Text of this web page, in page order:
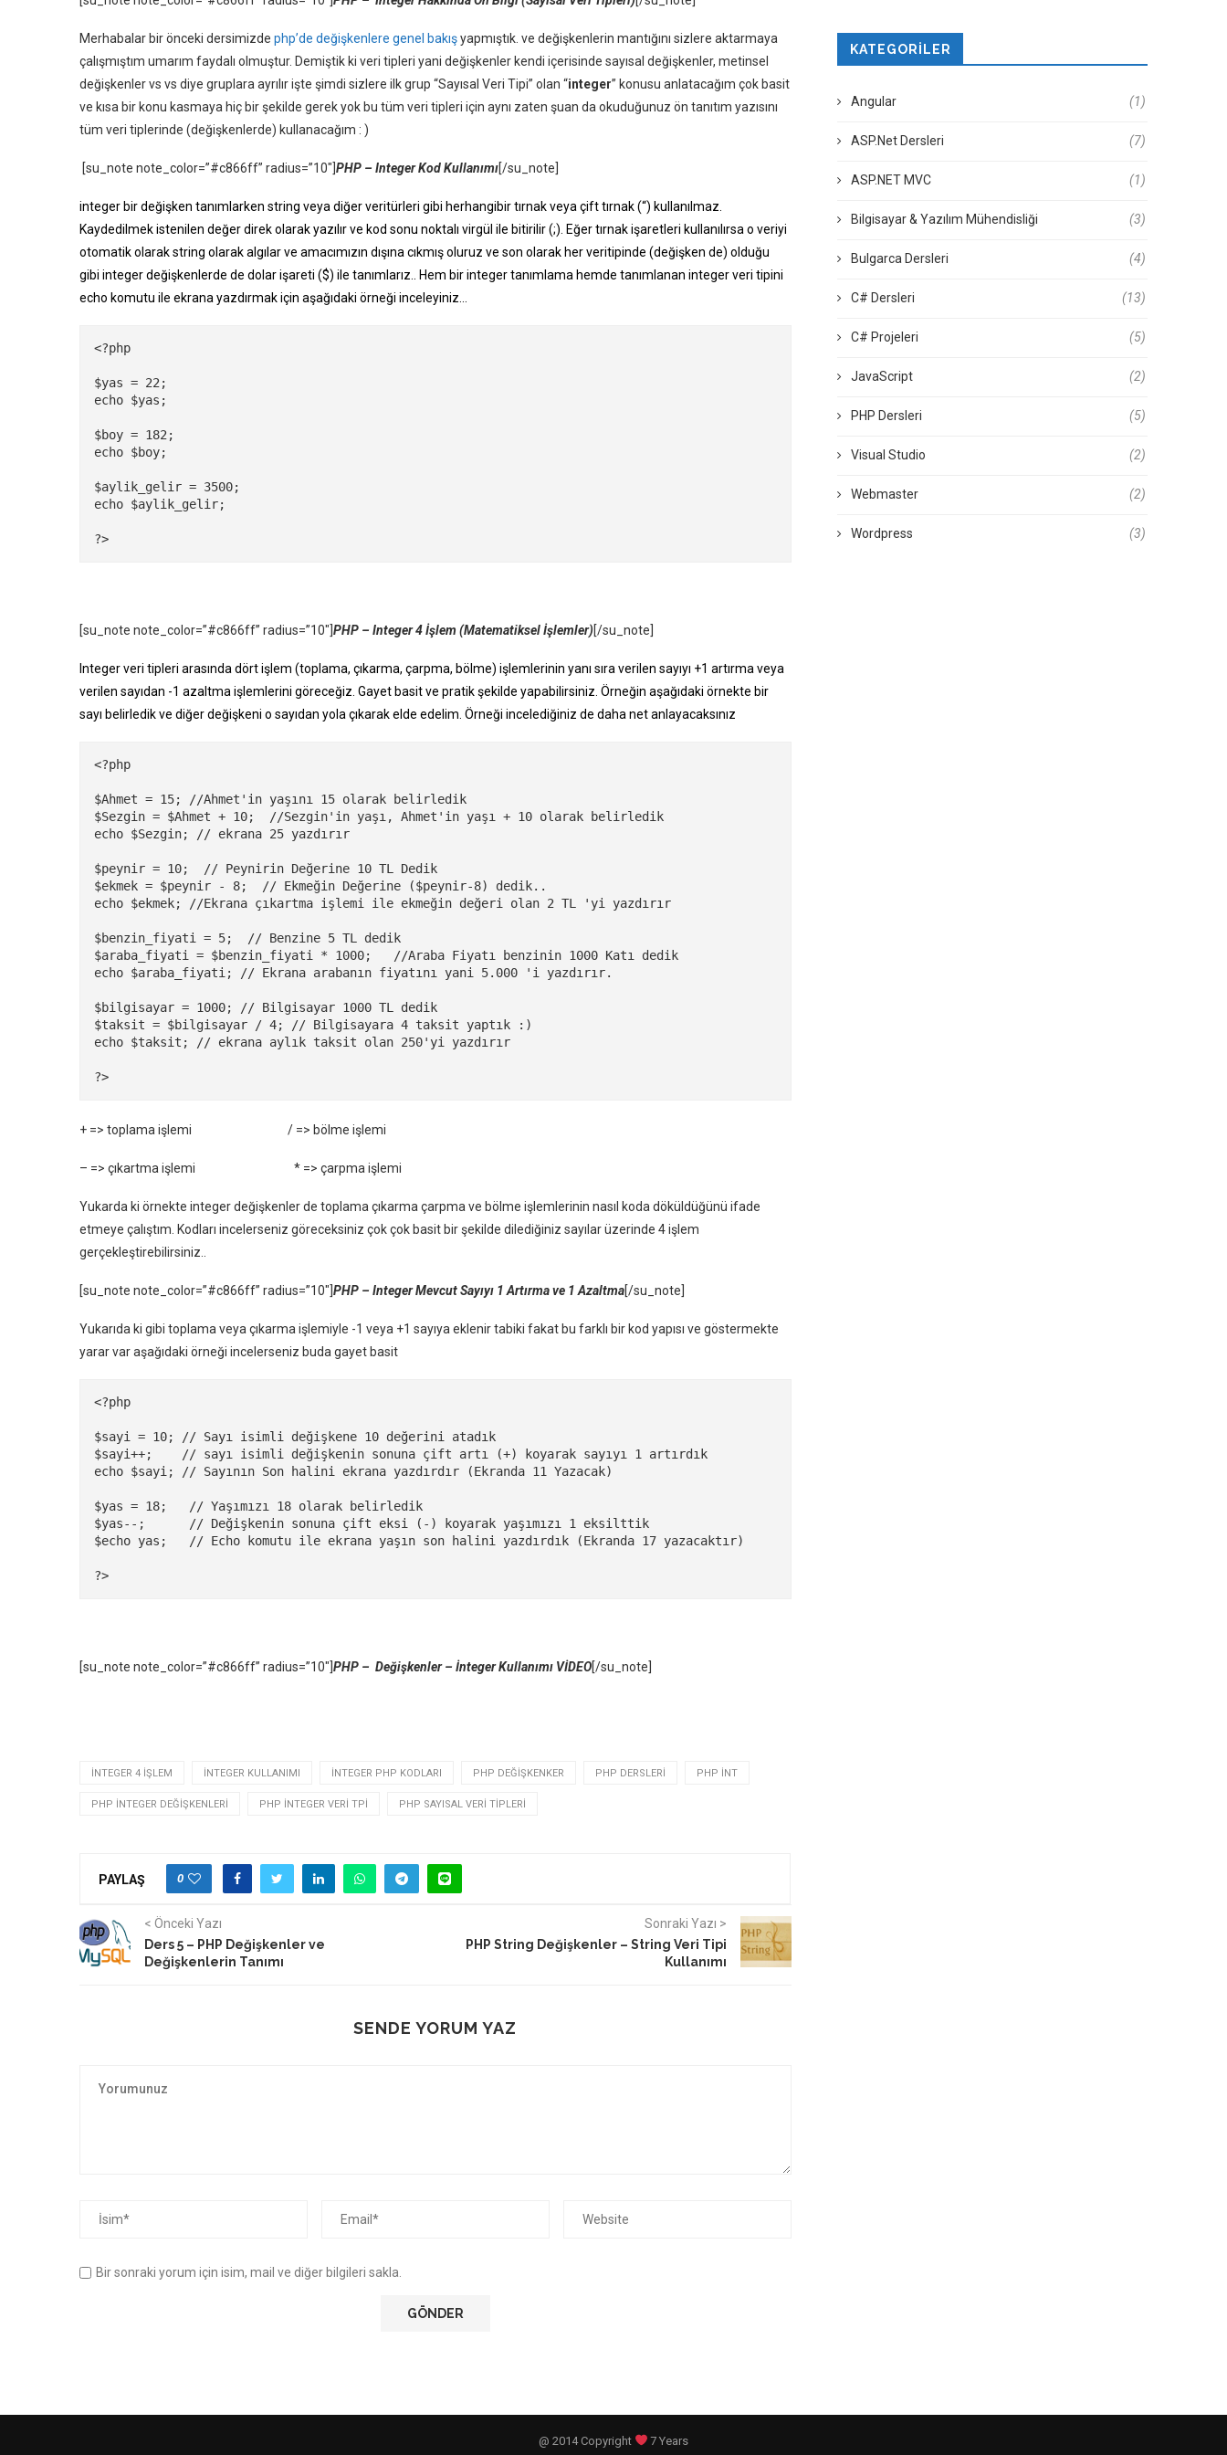
Merhabalar bir önceki dersimizde php’de değişkenlere genel bakışyapmıştık. ve değişkenlerin mantığını sizlere aktarmaya
çalışmıştım umarım faydalı olmuştur. Demiştik ki veri tipleri yani değişkenler kendi içerisinde sayısal değişkenler, metinsel
değişkenler vs vs diye gruplara ayrılır işte şimdi sizlere ilk grup “Sayısal Veri Tipi” olan “integer” konusu anlatacağım çok basit
ve kısa bir konu kasmaya hiç bir şekilde gerek yok bu tüm veri tipleri için aynı zaten şuan da okuduğunuz ön tanıtım yazısını
tüm veri tiplerinde (değişkenlerde) kullanacağım : )
[su_note note_color=”#c866ff” radius=”10″] PHP – Integer Kod Kullanımı[/su_note]
integer bir değişken tanımlarken string veya diğer veritürleri gibi herhangibir tırnak veya çift tırnak (“) kullanılmaz.
Kaydedilmek istenilen değer direk olarak yazılır ve kod sonu noktalı virgül ile bitirilir (;). Eğer tırnak işaretleri kullanılırsa o veriyi
otomatik olarak string olarak algılar ve amacımızın dışına cıkmış oluruz ve son olarak her veritipinde (değişken de) olduğu
gibi integer değişkenlerde de dolar işareti ($) ile tanımlarız.. Hem bir integer tanımlama hemde tanımlanan integer veri tipini
echo komutu ile ekrana yazdırmak için aşağıdaki örneği inceleyiniz…
<?php
$yas = 22;
echo $yas;
$boy = 182;
echo $boy;
$aylik_gelir = 3500;
echo $aylik_gelir;
?>
[su_note note_color=”#c866ff” radius=”10″] PHP – Integer 4 İşlem (Matematiksel İşlemler)[/su_note]
Integer veri tipleri arasında dört işlem (toplama, çıkarma, çarpma, bölme) işlemlerinin yanı sıra verilen sayıyı +1 artırma veya
verilen sayıdan -1 azaltma işlemlerini göreceğiz. Gayet basit ve pratik şekilde yapabilirsiniz. Örneğin aşağıdaki örnekte bir
sayı belirledik ve diğer değişkeni o sayıdan yola çıkarak elde edelim. Örneği incelediğiniz de daha net anlayacaksınız
<?php
$Ahmet = 15; //Ahmet'in yaşını 15 olarak belirledik
$Sezgin = $Ahmet + 10;  //Sezgin'in yaşı, Ahmet'in yaşı + 10 olarak belirledik
echo $Sezgin; // ekrana 25 yazdırır
$peynir = 10;  // Peynirin Değerine 10 TL Dedik
$ekmek = $peynir - 8;  // Ekmeğin Değerine ($peynir-8) dedik..
echo $ekmek; //Ekrana çıkartma işlemi ile ekmeğin değeri olan 2 TL 'yi yazdırır
$benzin_fiyati = 5;  // Benzine 5 TL dedik
$araba_fiyati = $benzin_fiyati * 1000;   //Araba Fiyatı benzinin 1000 Katı dedik
echo $araba_fiyati; // Ekrana arabanın fiyatını yani 5.000 'i yazdırır.
$bilgisayar = 1000; // Bilgisayar 1000 TL dedik
$taksit = $bilgisayar / 4; // Bilgisayara 4 taksit yaptık :)
echo $taksit; // ekrana aylık taksit olan 250'yi yazdırır
?>
+ => toplama işlemi / => bölme işlemi
– => çıkartma işlemi * => çarpma işlemi
Yukarda ki örnekte integer değişkenler de toplama çıkarma çarpma ve bölme işlemlerinin nasıl koda döküldüğünü ifade
etmeye çalıştım. Kodları incelerseniz göreceksiniz çok çok basit bir şekilde dilediğiniz sayılar üzerinde 4 işlem
gerçekleştirebilirsiniz..
[su_note note_color=”#c866ff” radius=”10″] PHP – Integer Mevcut Sayıyı 1 Artırma ve 1 Azaltma[/su_note]
Yukarıda ki gibi toplama veya çıkarma işlemiyle -1 veya +1 sayıya eklenir tabiki fakat bu farklı bir kod yapısı ve göstermekte
yarar var aşağıdaki örneği incelerseniz buda gayet basit
<?php
$sayi = 10; // Sayı isimli değişkene 10 değerini atadık
$sayi++;    // sayı isimli değişkenin sonuna çift artı (+) koyarak sayıyı 1 artırdık
echo $sayi; // Sayının Son halini ekrana yazdırdır (Ekranda 11 Yazacak)
$yas = 18;   // Yaşımızı 18 olarak belirledik
$yas--;      // Değişkenin sonuna çift eksi (-) koyarak yaşımızı 1 eksilttik
$echo yas;   // Echo komutu ile ekrana yaşın son halini yazdırdık (Ekranda 17 yazacaktır)
?>
[su_note note_color=”#c866ff” radius=”10″] PHP – Değişkenler – İnteger Kullanımı VİDEO[/su_note]
INTEGER 4 IŞLEM INTEGER KULLANIMI INTEGER PHP KODLARI PHP DEĞIŞKENKER PHP DERSLERI PHP INT
PHP INTEGER DEĞIŞKENLERI PHP INTEGER VERI TPI PHP SAYISAL VERI TIPLERI
PAYLAŞ 0
< Önceki Yazı
Ders 5 – PHP Değişkenler ve
Değişkenlerin Tanımı
Sonraki Yazı >
PHP String Değişkenler – String Veri Tipi
Kullanımı
SENDE YORUM YAZ
Bir sonraki yorum için isim, mail ve diğer bilgileri sakla.
KATEGORILER
Angular (1)
ASP.Net Dersleri (7)
ASP.NET MVC (1)
Bilgisayar & Yazılım Mühendisliği (3)
Bulgarca Dersleri (4)
C# Dersleri (13)
C# Projeleri (5)
JavaScript (2)
PHP Dersleri (5)
Visual Studio (2)
Webmaster (2)
Wordpress (3)
@ 2014 Copyright 7 Years